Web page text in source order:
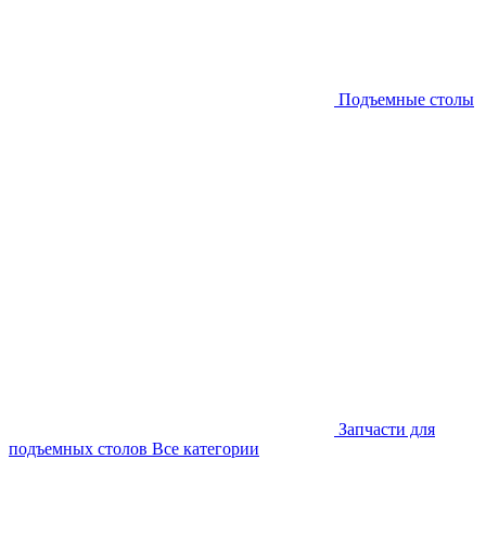
Подъемные столы
Запчасти для
подъемных столов Все категории